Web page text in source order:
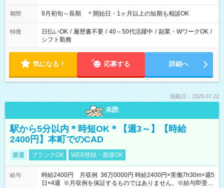
期間 9月初旬～長期 ＊開始日・1ヶ月以上の短期も相談OK
特徴 日払いOK / 履歴書不要 / 40～50代活躍中 / 副業・WワークOK /
シフト勤務
気になる！ 応募する 詳細へ
掲載日：2026.07.22
未読
駅から5分以内＊時短OK＊【週3～】【時給
2400円】本町でのCAD
派遣 ブランクOK WEB登録・面接OK
給与
時給2400円 月収例 36万0000円 時給2400円×実働7h30m×週5
日×4週 ※月収例を保証するものではありません。※給与即受取